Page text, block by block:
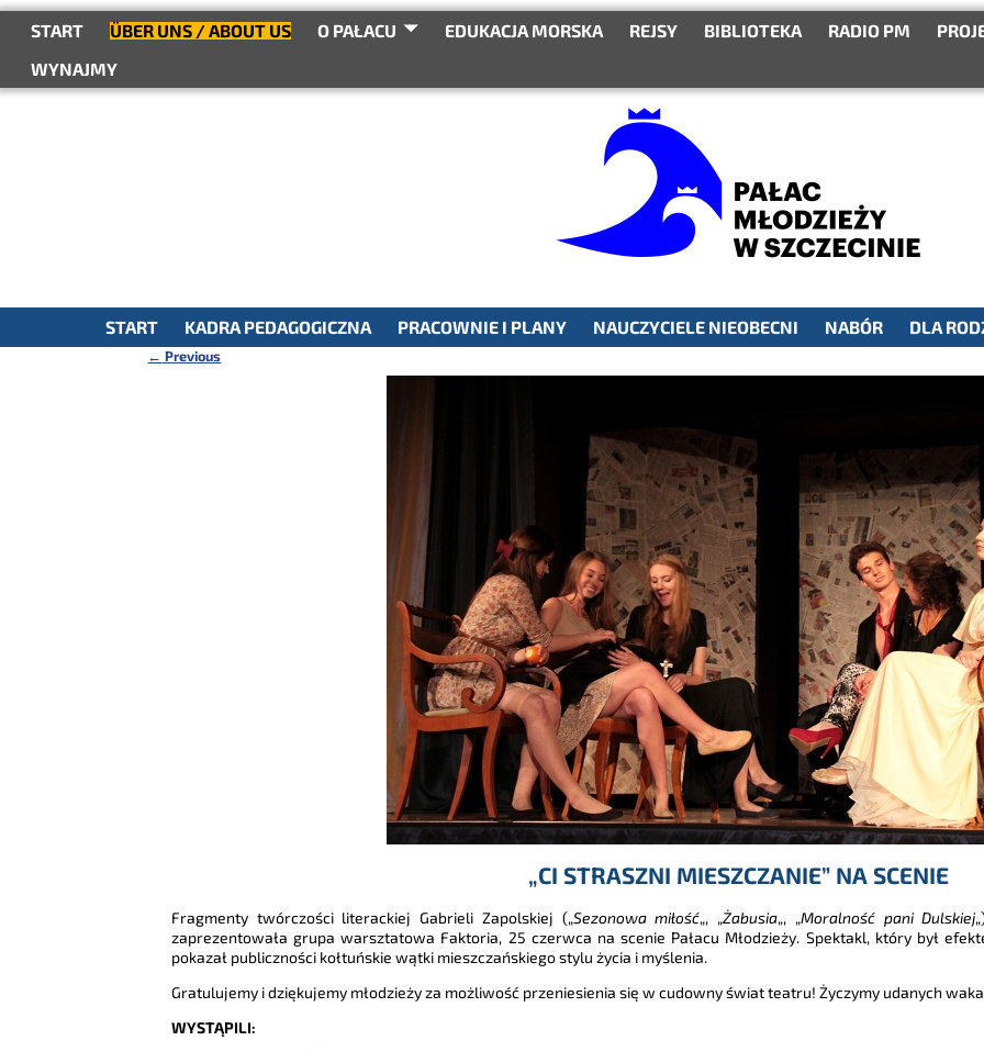
treściSTART ÜBER UNS / ABOUT US O PAŁACU EDUKACJA MORSKA REJSY BIBLIOTEKA RADIO PM
WYNAJMY
START KADRA PEDAGOGICZNA PRACOWNIE I PLANY NAUCZYCIELE NIEOBECNI NABÓR DLA
← Previous
„CI STRASZNI MIESZCZANIE” NA SCENIE
Fragmenty twórczości literackiej Gabrieli Zapolskiej („Sezonowa miłość„, „Żabusia„, „Moralność pani Dulskiej
zaprezentowała grupa warsztatowa Faktoria, 25 czerwca na scenie Pałacu Młodzieży. Spektakl, który był
pokazał publiczności kołtuńskie wątki mieszczańskiego stylu życia i myślenia.
Gratulujemy i dziękujemy młodzieży za możliwość przeniesienia się w cudowny świat teatru! Życzymy udanych
WYSTĄPILI: